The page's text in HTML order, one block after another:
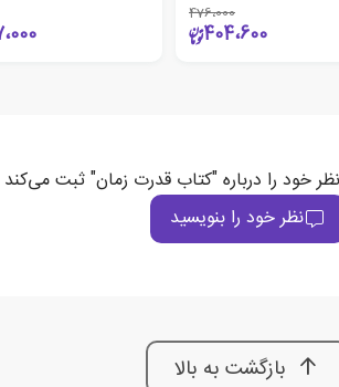
476،000
404،600
خود را درباره "کتاب قدرت زمان" ثبت می‌کند
نظر خود را بنویسید
بازگشت به بالا